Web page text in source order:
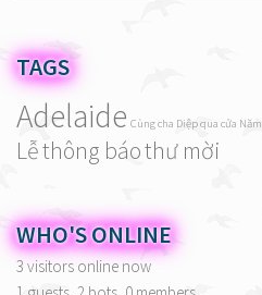
TAGS
Adelaide Cùng cha Diệp qua cửa
Lễthông báothư mời
WHO'S ONLINE
3 visitors online now